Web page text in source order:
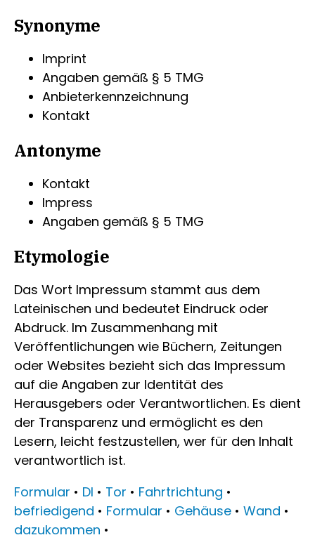
Synonyme
Imprint
Angaben gemäß § 5 TMG
Anbieterkennzeichnung
Kontakt
Antonyme
Kontakt
Impress
Angaben gemäß § 5 TMG
Etymologie
Das Wort Impressum stammt aus dem
Lateinischen und bedeutet Eindruck oder
Abdruck. Im Zusammenhang mit
Veröffentlichungen wie Büchern, Zeitungen
oder Websites bezieht sich das Impressum
auf die Angaben zur Identität des
Herausgebers oder Verantwortlichen. Es dient
der Transparenz und ermöglicht es den
Lesern, leicht festzustellen, wer für den Inhalt
verantwortlich ist.
Formular • DI • Tor • Fahrtrichtung •
befriedigend • Formular • Gehäuse • Wand •
dazukommen •